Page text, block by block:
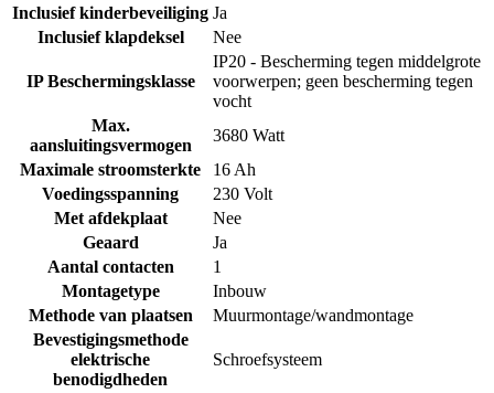
Inclusief kinderbeveiliging Ja
Inclusief klapdeksel
Nee
IP Beschermingsklasse
IP20 - Bescherming tegen middelgrote
voorwerpen; geen bescherming tegen
vocht
Max.
aansluitingsvermogen
3680 Watt
Maximale stroomsterkte
16 Ah
Voedingsspanning
230 Volt
Met afdekplaat
Nee
Geaard
Ja
Aantal contacten
1
Montagetype
Inbouw
Methode van plaatsen
Muurmontage/wandmontage
Bevestigingsmethode
elektrische
benodigdheden
Schroefsysteem